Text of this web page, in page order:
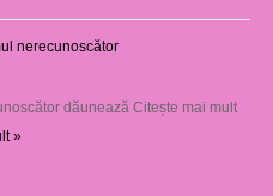
nerecunoscător
dăunează Citește mai mult
»